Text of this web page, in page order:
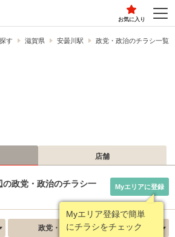
お気に入り
す 滋賀県 安曇川駅 政党・政治のチラシ一覧
店舗
政党・政治のチラシ一
Myエリア登録で簡単
にチラシをチェック
Myエリアに登録
政党・政治 新着順